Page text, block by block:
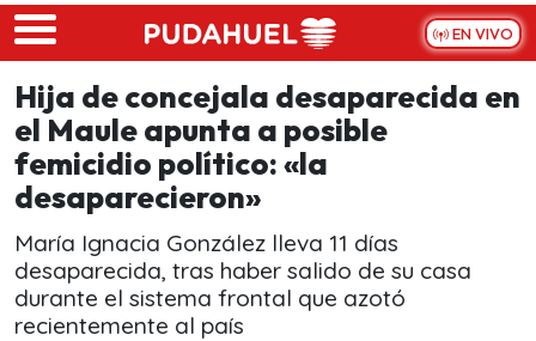
Skip to main content
EN VIVO
Hija de concejala desaparecida en
el Maule apunta a posible
femicidio político: «la
desaparecieron»
María Ignacia González lleva 11 días
desaparecida, tras haber salido de su casa
durante el sistema frontal que azotó
recientemente al país